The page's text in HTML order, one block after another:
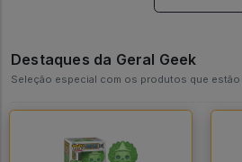
Destaques da Geral Geek
Seleção especial com os produtos que